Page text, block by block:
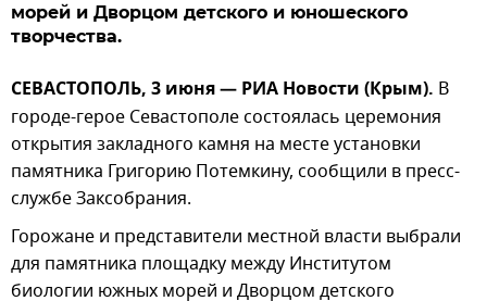
морей и Дворцом детского и юношеского
творчества.
СЕВАСТОПОЛЬ, 3 июня — РИА Новости (Крым). В
городе-герое Севастополе состоялась церемония
открытия закладного камня на месте установки
памятника Григорию Потемкину, сообщили в пресс-
службе Заксобрания.
Горожане и представители местной власти выбрали
для памятника площадку между Институтом
биологии южных морей и Дворцом детского